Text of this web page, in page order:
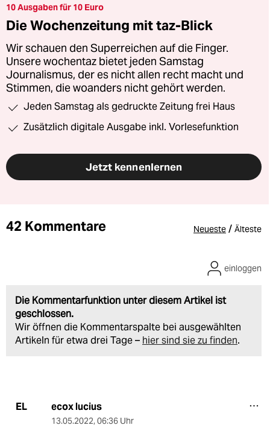
10 Ausgaben für 10 Euro
Die Wochenzeitung mit taz-Blick
Wir schauen den Superreichen auf die Finger.
Unsere wochentaz bietet jeden Samstag
Journalismus, der es nicht allen recht macht und
Stimmen, die woanders nicht gehört werden.
Jeden Samstag als gedruckte Zeitung frei Haus
Zusätzlich digitale Ausgabe inkl. Vorlesefunktion
Jetzt kennenlernen
42 Kommentare Neueste / Älteste
Die Kommentarfunktion unter diesem Artikel ist
geschlossen.
Wir öffnen die Kommentarspalte bei ausgewählten
Artikeln für etwa drei Tage – hier sind sie zu finden.
einloggen
EL ecox lucius
13.05.2022, 06:36 Uhr